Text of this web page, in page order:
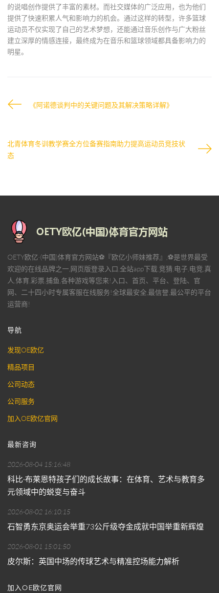
的说唱创作提供了丰富的素材。而社交媒体的广泛应用，也为他们
提供了快速积累人气和影响力的机会。通过这样的转型，许多篮球
运动员不仅实现了自己的艺术梦想，还能通过音乐创作与广大粉丝
建立深厚的情感连接，最终成为在音乐和篮球领域都具备影响力的
明星。
《阿诺德谈判中的关键问题及其解决策略详解》
北青体育冬训教学赛全方位备赛指南助力提高运动员竞技状
态
OETY欧亿·(中国)体育官方网站⚽️『欧亿小师妹推荐』,⚽️是世界最受
欢迎的在线品牌之一,网页版登录入口,全站app下载,竞猜,电子,电竞,真
人,体育,彩票,捕鱼,各种游戏等您来!入口、首页、平台、登陆、官
网、二十四小时专属客服在线服务!全球最安全,最信誉,最公平的平台
运营商!
导航
发现OE欧亿
精品项目
公司动态
公司服务
加入OE欧亿官网
最新咨询
2026-08-04 15:16:48
科比·布莱恩特孩子们的成长故事：在体育、艺术与教育多
元领域中的蜕变与奋斗
2026-08-02 16:10:15
石智勇东京奥运会举重73公斤级夺金成就中国举重新辉煌
2026-08-01 15:01:50
皮尔斯：英国中场的传球艺术与精准控场能力解析
加入OE欧亿官网